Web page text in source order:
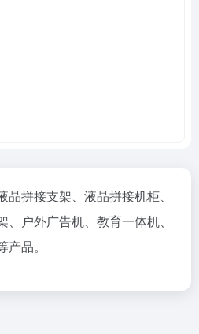
拼接支架、液晶拼接机柜、
户外广告机、教育一体机、
品。